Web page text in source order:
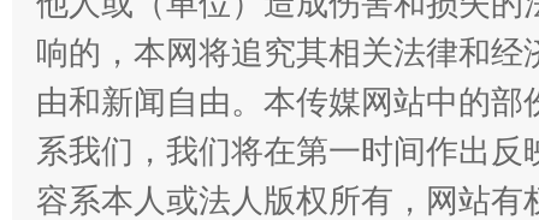
响的，本网将追究其相关法律和
由和新闻自由。本传媒网站中的
系我们，我们将在第一时间作出
容系本人或法人版权所有，网站